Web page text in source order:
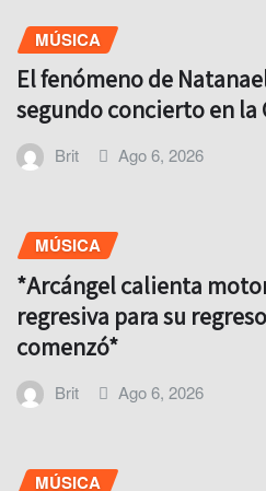
MÚSICA
El fenómeno de
segundo concierto en la
Brit Ago 6, 2026
MÚSICA
*Arcángel calienta
regresiva para su
comenzó*
Brit Ago 6, 2026
MÚSICA